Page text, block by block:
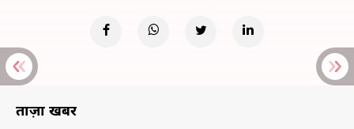
ताज़ा खबरें